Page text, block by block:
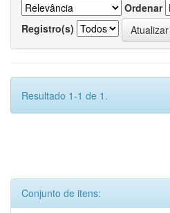
Ordenar
Registro(s)
Resultado 1-1 de 1.
Conjunto de itens: